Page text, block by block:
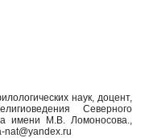
наук, доцент,
Северного
имени М.В. Ломоносова.,
nat@yandex.ru